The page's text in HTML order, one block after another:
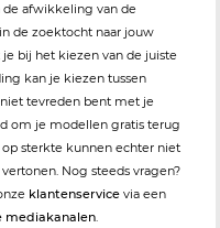
de afwikkeling van de
de zoektocht naar jouw
bij het kiezen van de juiste
kan je kiezen tussen
niet tevreden bent met je
om je modellen gratis terug
sterkte kunnen echter niet
Nog steeds vragen?
klantenservice via een
mediakanalen.